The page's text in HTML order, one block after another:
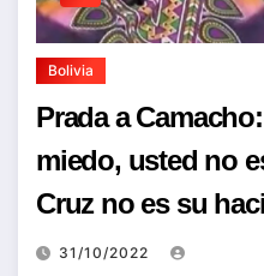
Bolivia
Prada a
miedo, usted no
Cruz no es su
31/10/2022